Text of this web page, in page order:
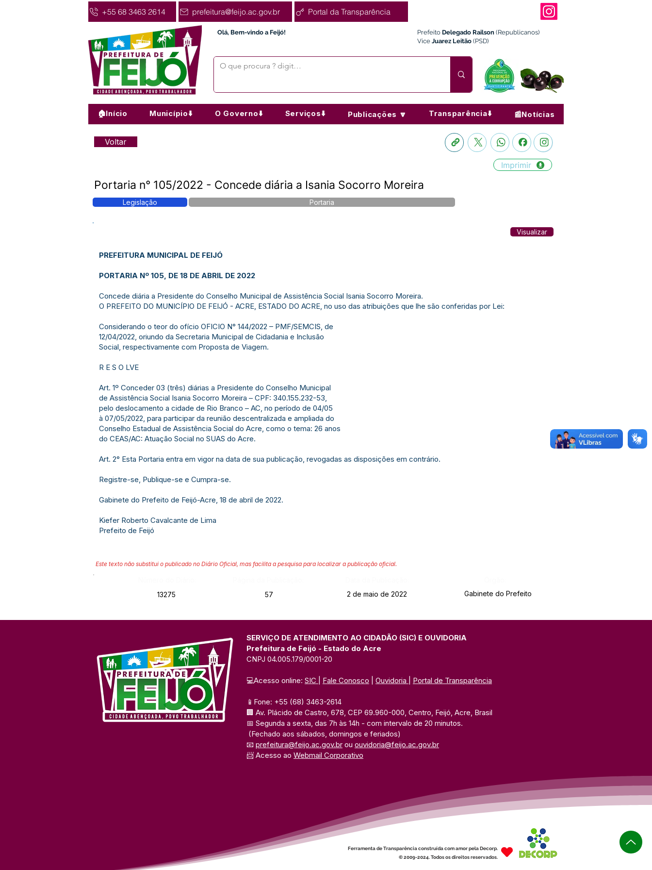
+55 68 3463 2614 prefeitura@feijo.ac.gov.br Portal da Transparência
Olá, Bem-vindo a Feijó! Prefeito Delegado Railson (Republicanos)
Vice Juarez Leitão (PSD)
🏠Início Município⬇️ O Governo⬇️ Serviços⬇️ Publicações 🔽 Transparência⬇️ 📰Notícias
Voltar
Imprimir
Portaria n° 105/2022 - Concede diária a Isania Socorro Moreira
Legislação Portaria
Visualizar
PREFEITURA MUNICIPAL DE FEIJÓ
PORTARIA Nº 105, DE 18 DE ABRIL DE 2022
Concede diária a Presidente do Conselho Municipal de Assistência Social Isania Socorro Moreira.
O PREFEITO DO MUNICÍPIO DE FEIJÓ - ACRE, ESTADO DO ACRE, no uso das atribuições que lhe são conferidas por Lei:
Considerando o teor do ofício OFICIO N° 144/2022 – PMF/SEMCIS, de
12/04/2022, oriundo da Secretaria Municipal de Cidadania e Inclusão
Social, respectivamente com Proposta de Viagem.
R E S O LVE
Art. 1º Conceder 03 (três) diárias a Presidente do Conselho Municipal
de Assistência Social Isania Socorro Moreira – CPF: 340.155.232-53,
pelo deslocamento a cidade de Rio Branco – AC, no período de 04/05
à 07/05/2022, para participar da reunião descentralizada e ampliada do
Conselho Estadual de Assistência Social do Acre, como o tema: 26 anos
do CEAS/AC: Atuação Social no SUAS do Acre.
Art. 2° Esta Portaria entra em vigor na data de sua publicação, revogadas as disposições em contrário.
Registre-se, Publique-se e Cumpra-se.
Gabinete do Prefeito de Feijó-Acre, 18 de abril de 2022.
Kiefer Roberto Cavalcante de Lima
Prefeito de Feijó
Este texto não substitui o publicado no Diário Oficial, mas facilita a pesquisa para localizar a publicação oficial.
13275
57 2 de maio de 2022 Gabinete do Prefeito
SERVIÇO DE ATENDIMENTO AO CIDADÃO (SIC) E OUVIDORIA
Prefeitura de Feijó - Estado do Acre
CNPJ 04.005.179/0001-20
💻Acesso online: SIC Fale Conosco Ouvidoria Portal de Transparência
📱Fone: +55 (68) 3463-2614
🏢 Av. Plácido de Castro, 678, CEP 69.960-000, Centro, Feijó, Acre, Brasil
📅 Segunda a sexta, das 7h às 14h - com intervalo de 20 minutos.
(Fechado aos sábados, domingos e feriados)
📧 prefeitura@feijo.ac.gov.br ou ouvidoria@feijo.ac.gov.br
📨 Acesso ao Webmail Corporativo
Ferramenta de Transparência construída com amor pela Decorp.
© 2009-2024. Todos os direitos reservados.